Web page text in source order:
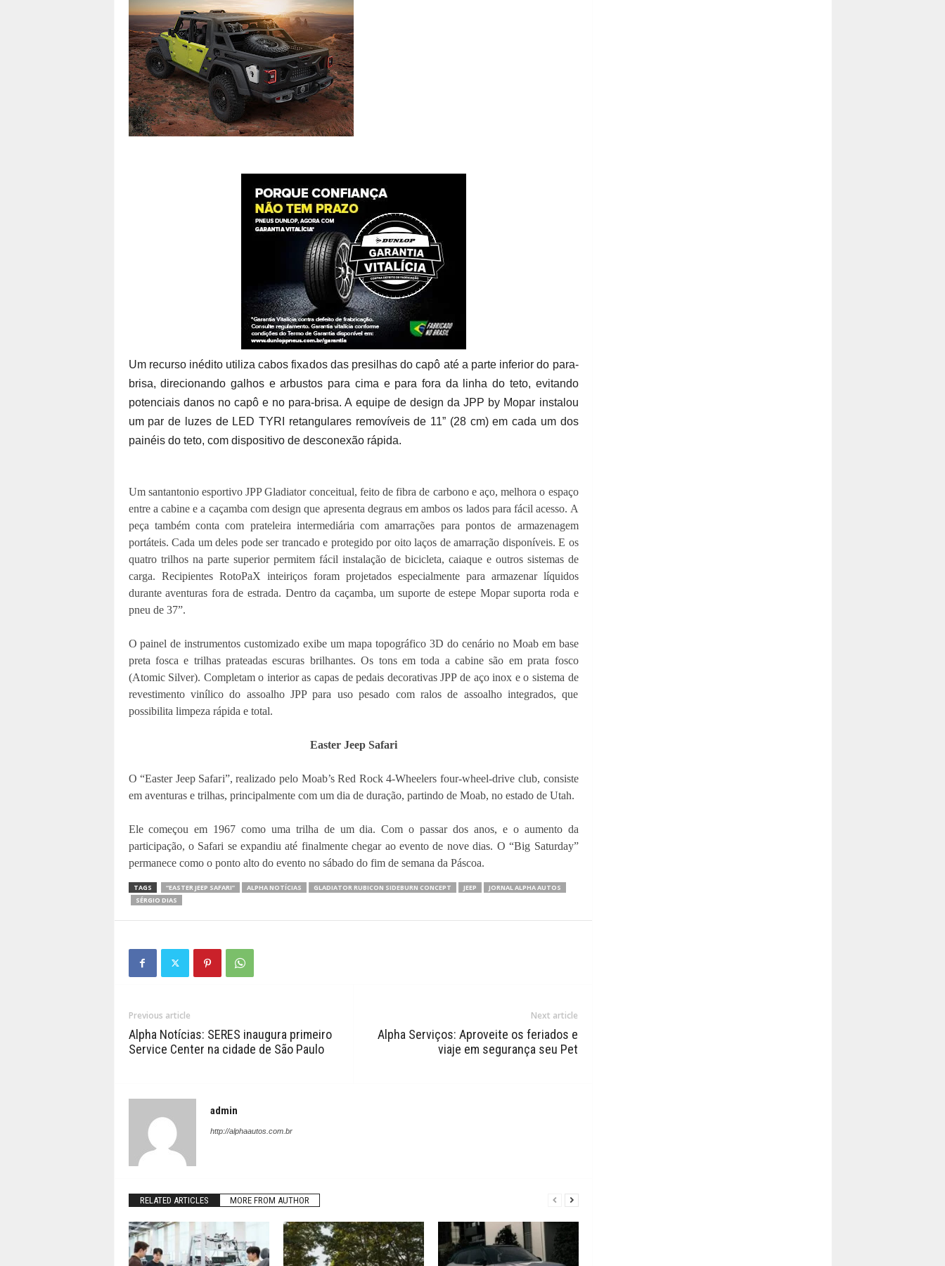
Um recurso inédito utiliza cabos fixados das presilhas do capô até a parte inferior do para-
brisa, direcionando galhos e arbustos para cima e para fora da linha do teto, evitando
potenciais danos no capô e no para-brisa. A equipe de design da JPP by Mopar instalou
um par de luzes de LED TYRI retangulares removíveis de 11” (28 cm) em cada um dos
painéis do teto, com dispositivo de desconexão rápida.
Um santantonio esportivo JPP Gladiator conceitual, feito de fibra de carbono e aço, melhora o espaço
entre a cabine e a caçamba com design que apresenta degraus em ambos os lados para fácil acesso. A
peça também conta com prateleira intermediária com amarrações para pontos de armazenagem
portáteis. Cada um deles pode ser trancado e protegido por oito laços de amarração disponíveis. E os
quatro trilhos na parte superior permitem fácil instalação de bicicleta, caiaque e outros sistemas de
carga. Recipientes RotoPaX inteiriços foram projetados especialmente para armazenar líquidos
durante aventuras fora de estrada. Dentro da caçamba, um suporte de estepe Mopar suporta roda e
pneu de 37”.
O painel de instrumentos customizado exibe um mapa topográfico 3D do cenário no Moab em base
preta fosca e trilhas prateadas escuras brilhantes. Os tons em toda a cabine são em prata fosco
(Atomic Silver). Completam o interior as capas de pedais decorativas JPP de aço inox e o sistema de
revestimento vinílico do assoalho JPP para uso pesado com ralos de assoalho integrados, que
possibilita limpeza rápida e total.
Easter Jeep Safari
O “Easter Jeep Safari”, realizado pelo Moab’s Red Rock 4-Wheelers four-wheel-drive club, consiste
em aventuras e trilhas, principalmente com um dia de duração, partindo de Moab, no estado de Utah.
Ele começou em 1967 como uma trilha de um dia. Com o passar dos anos, e o aumento da
participação, o Safari se expandiu até finalmente chegar ao evento de nove dias. O “Big Saturday”
permanece como o ponto alto do evento no sábado do fim de semana da Páscoa.
TAGS “EASTER JEEP SAFARI” ALPHA NOTÍCIAS GLADIATOR RUBICON SIDEBURN CONCEPT JEEP
JORNAL ALPHA AUTOS
SÉRGIO DIAS
Previous article
Alpha Notícias: SERES inaugura primeiro
Service Center na cidade de São Paulo
Next article
Alpha Serviços: Aproveite os feriados e
viaje em segurança seu Pet
admin
http://alphaautos.com.br
RELATED ARTICLES MORE FROM AUTHOR